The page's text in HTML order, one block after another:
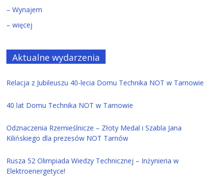
– Wynajem
– więcej
Aktualne wydarzenia
Relacja z Jubileuszu 40-lecia Domu Technika NOT w Tarnowie
40 lat Domu Technika NOT w Tarnowie
Odznaczenia Rzemieślnicze – Złoty Medal i Szabla Jana
Kilińskiego dla prezesów NOT Tarnów
Rusza 52 Olimpiada Wiedzy Technicznej – Inżynieria w
Elektroenergetyce!